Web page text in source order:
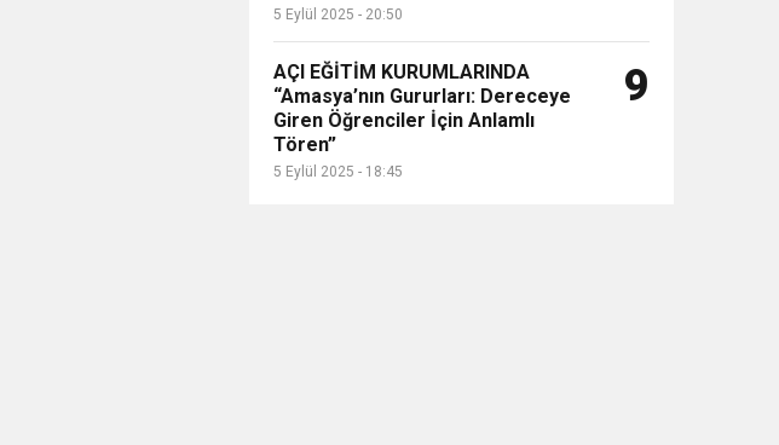
5 Eylül 2025 - 20:50
AÇI EĞİTİM KURUMLARINDA
“Amasya’nın Gururları: Dereceye
Giren Öğrenciler İçin Anlamlı
Tören”
5 Eylül 2025 - 18:45
9